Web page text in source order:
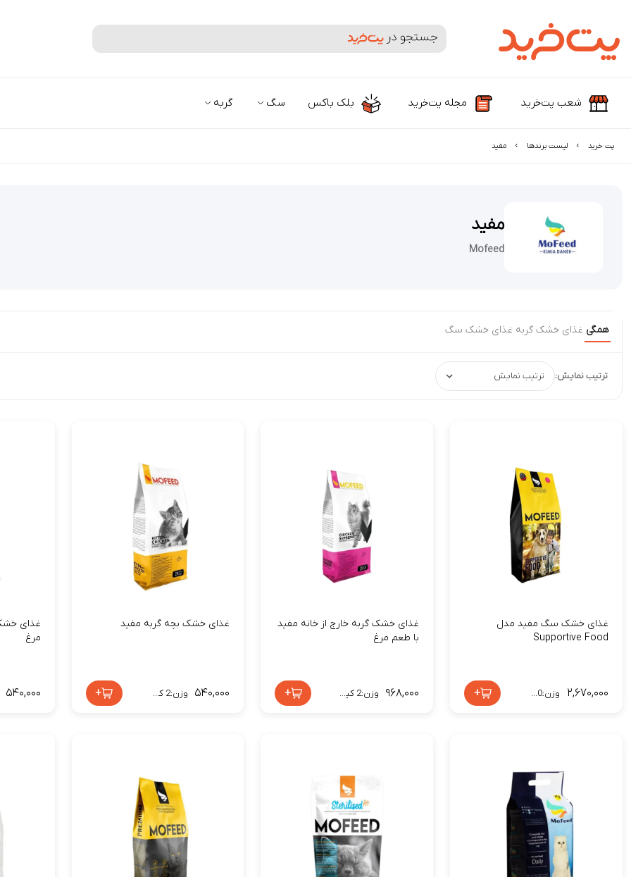
جستجوی محصولات و برندها
شعب پت‌خرید مجله پت‌خرید بلک باکس سگ گربه
پت خرید لیست برند‌ها مفید
مفید
Mofeed
همگی غذای خشک گربه غذای خشک سگ
ترتیب نمایش:
غذای خشک سگ مفید مدل
Supportive Food
۲,۶۷۰,۰۰۰ وزن:10 کیلوگرم +
غذای خشک گربه خارج از خانه مفید
با طعم مرغ
۹۶۸,۰۰۰ وزن:2 کیلوگرم +
غذای خشک بچه گربه مفید
۵۴۰,۰۰۰ وزن:2 کیلوگرم +
غذای
مرغ
۵۴۰,۰۰۰